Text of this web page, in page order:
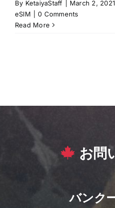
By KetaiyaStaff March 2, 2021
eSIM
0 Comments
Read More
お問
バンク